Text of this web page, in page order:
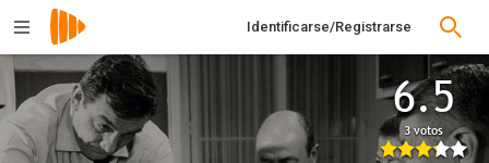
Identificarse/Registrarse
6.5
3 votos